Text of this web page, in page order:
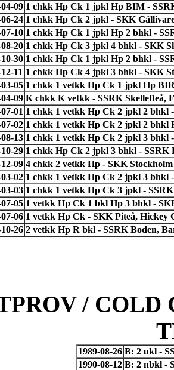
09 1 chkk Hp Ck 1 jpkl Hp BIM -
24 1 chkk Hp Ck 2 jpkl - SKK
10 1 chkk Hp Ck 1 jpkl Hp 2 bhkl -
20 1 chkk Hp Ck 3 jpkl 4 bhkl - SKK
30 1 chkk Hp Ck 1 jpkl Hp 2 bhkl -
11 1 chkk Hp Ck 4 jpkl 3 bhkl - SKK
05 1 chkk 1 vetkk Hp Ck 1 jpkl Hp
09 K chkk K vetkk - SSRK Skellefteå,
01 1 chkk 1 vetkk Hp Ck 2 jpkl 2 bhkl
02 1 chkk 1 vetkk Hp Ck 2 jpkl 2 bhkl
13 1 chkk 1 vetkk Hp Ck 2 jpkl 3 bhkl
29 1 chkk Hp Ck 2 jpkl 3 bhkl - SSRK
09 4 chkk 2 vetkk Hp - SKK
02 1 chkk 1 vetkk Hp Ck 2 jpkl 3 bhkl
03 1 chkk 1 vetkk Hp Ck 3 jpkl -
05 1 vetkk Hp Ck 1 bkl Hp 3 bhkl -
06 1 vetkk Hp Ck - SKK Piteå, Hickey
26 2 vetkk Hp R bkl - SSRK Boden,
/ COLD
1989-08-26 B: 2 ukl -
1990-08-12 B: 2 nbkl -